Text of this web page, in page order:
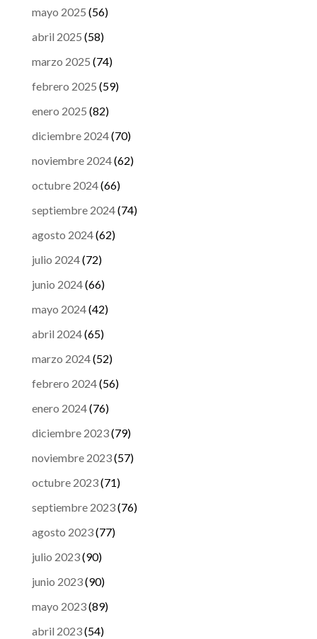
mayo 2025 (56)
abril 2025 (58)
marzo 2025 (74)
febrero 2025 (59)
enero 2025 (82)
diciembre 2024(70)
noviembre 2024(62)
octubre 2024(66)
septiembre 2024(74)
agosto 2024(62)
julio 2024(72)
junio 2024(66)
mayo 2024(42)
abril 2024(65)
marzo 2024(52)
febrero 2024(56)
enero 2024(76)
diciembre 2023(79)
noviembre 2023(57)
octubre 2023(71)
septiembre 2023(76)
agosto 2023(77)
julio 2023(90)
junio 2023(90)
mayo 2023(89)
abril 2023(54)